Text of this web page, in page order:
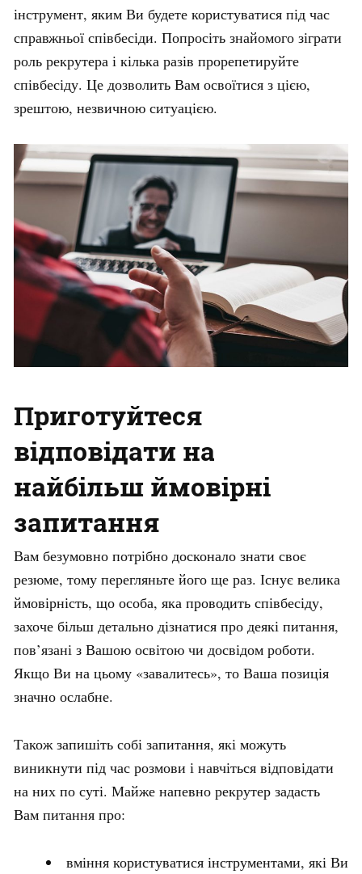
інструмент, яким Ви будете користуватися під час
справжньої співбесіди. Попросіть знайомого зіграти
роль рекрутера і кілька разів прорепетируйте
співбесіду. Це дозволить Вам освоїтися з цією,
зрештою, незвичною ситуацією.
Приготуйтеся
відповідати на
найбільш ймовірні
запитання
Вам безумовно потрібно досконало знати своє
резюме, тому перегляньте його ще раз. Існує велика
ймовірність, що особа, яка проводить співбесіду,
захоче більш детально дізнатися про деякі питання,
пов’язані з Вашою освітою чи досвідом роботи.
Якщо Ви на цьому «завалитесь», то Ваша позиція
значно ослабне.
Також запишіть собі запитання, які можуть
виникнути під час розмови і навчіться відповідати
на них по суті. Майже напевно рекрутер задасть
Вам питання про:
вміння користуватися інструментами, які Ви